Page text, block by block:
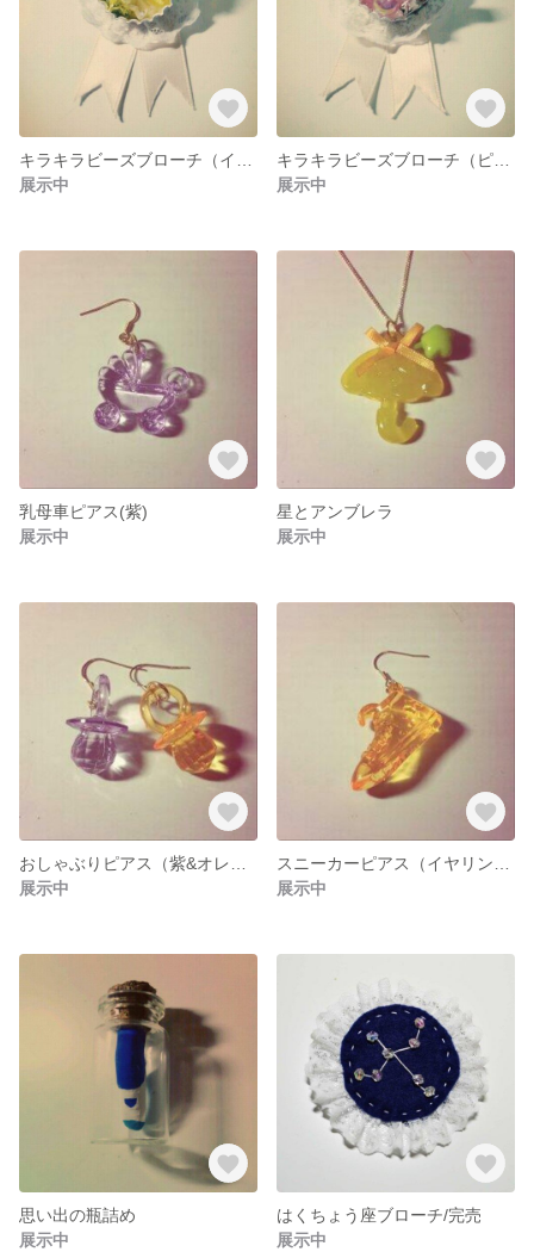
展示中
展示中
乳母車ピアス(紫)
展示中
星とアンブレラ
展示中
展示中
展示中
思い出の瓶詰め
展示中
はくちょう座ブローチ/完売
展示中